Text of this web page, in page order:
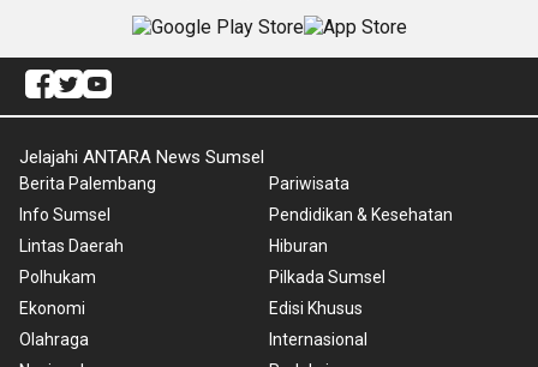
Jelajahi ANTARA News Sumsel
Berita Palembang
Info Sumsel
Lintas Daerah
Polhukam
Ekonomi
Olahraga
Pariwisata
Pendidikan & Kesehatan
Hiburan
Pilkada Sumsel
Edisi Khusus
Internasional